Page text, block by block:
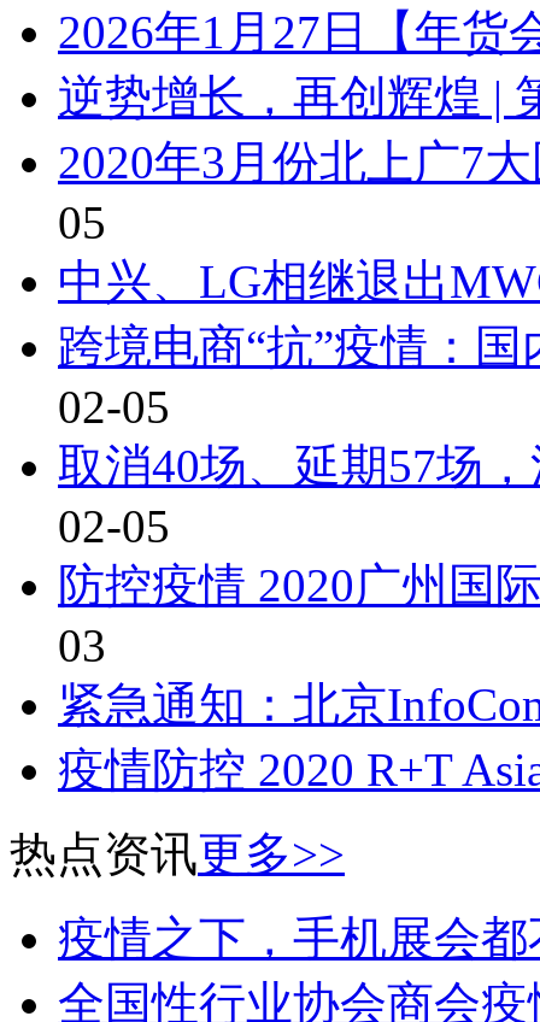
2026年1月27日【年货
逆势增长，再创辉煌 |
2020年3月份北上广7
05
中兴、LG相继退出
跨境电商“抗”疫情：
02-05
取消40场、延期57场
02-05
防控疫情 2020广州国
03
紧急通知：北京
疫情防控 2020 R+T
热点资讯更多>>
疫情之下，手机展会
全国性行业协会商会